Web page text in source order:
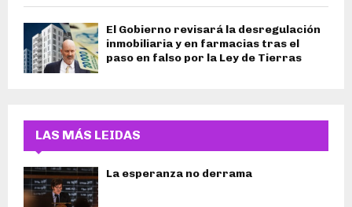
El Gobierno revisará la desregulación
inmobiliaria y en farmacias tras el
paso en falso por la Ley de Tierras
LAS MÁS LEIDAS
La esperanza no derrama